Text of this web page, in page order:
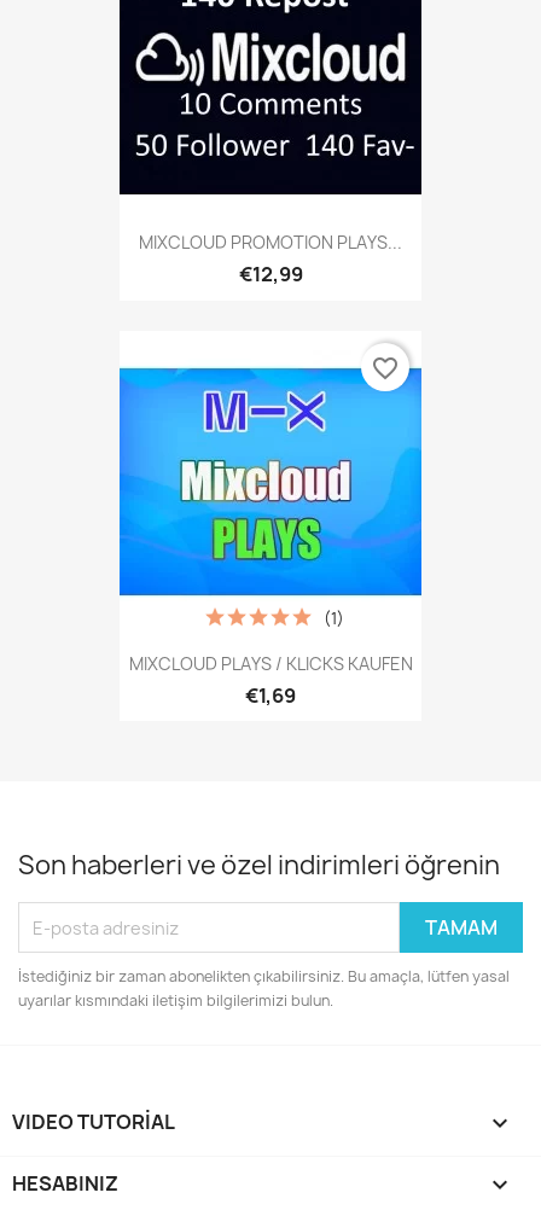
MIXCLOUD PROMOTION PLAYS...
€12,99
MIXCLOUD PLAYS / KLICKS KAUFEN
€1,69
(1)
favorite_border
Son haberleri ve özel indirimleri öğrenin
İstediğiniz bir zaman abonelikten çıkabilirsiniz. Bu amaçla, lütfen yasal
uyarılar kısmındaki iletişim bilgilerimizi bulun.
VIDEO TUTORIAL 
HESABINIZ 